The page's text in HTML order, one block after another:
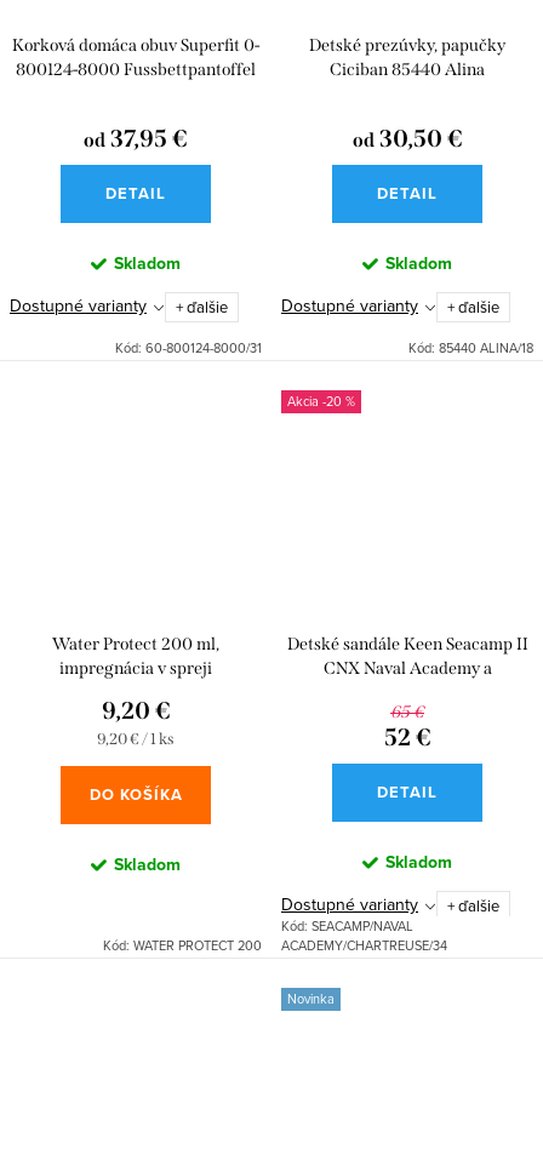
Korková domáca obuv Superfit 0-
800124-8000 Fussbettpantoffel
od 37,95 €
DETAIL
Skladom
Dostupné varianty
+ ďalšie
Kód: 60-800124-8000/31
Detské prezúvky, papučky
Ciciban 85440 Alina
od30,50 €
DETAIL
Skladom
Dostupné varianty
+ ďalšie
Kód: 85440 ALINA/18
Water Protect 200 ml,
impregnácia v spreji
9,20 €
Jednotková
cena:
9,20 € / 1 ks
DO KOŠÍKA
Skladom
Kód: WATER PROTECT 200
-20 %
Detské sandále Keen Seacamp II
CNX Naval Academy a
65 €
52 €
DETAIL
Skladom
Dostupné varianty
+ ďalšie
Kód: SEACAMP/NAVAL
ACADEMY/CHARTREUSE/34
Novinka